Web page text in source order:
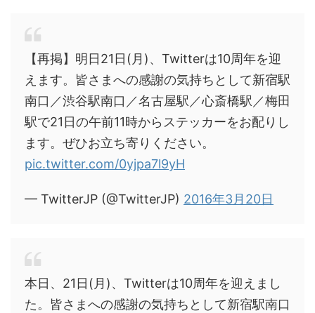
【再掲】明日21日(月)、Twitterは10周年を迎
えます。皆さまへの感謝の気持ちとして新宿駅
南口／渋谷駅南口／名古屋駅／心斎橋駅／梅田
駅で21日の午前11時からステッカーをお配りし
ます。ぜひお立ち寄りください。
pic.twitter.com/0yjpa7l9yH
— TwitterJP (@TwitterJP) 2016年3月20日
本日、21日(月)、Twitterは10周年を迎えまし
た。皆さまへの感謝の気持ちとして新宿駅南口